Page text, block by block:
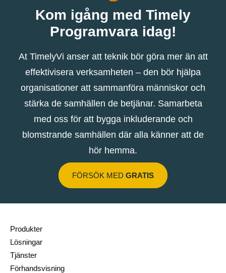
Kom igång med Timely
Programvara idag!
At TimelyVi anser att teknik bör göra mer än att
effektivisera verksamheten – den bör hjälpa
organisationer att sammanföra människor och
stärka de samhällen de betjänar. Samarbeta
med oss ​​för att bygga inkluderande och
blomstrande samhällen där alla känner att de
hör hemma.
FÖRSÖK MED GRATIS
Produkter
Lösningar
Tjänster
Förhandsvisning